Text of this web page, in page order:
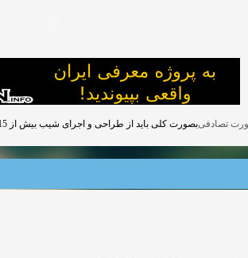
بصورت کلی باید از طراحی و اجرای شیب بیش از 15% در پی خودداری نمود.